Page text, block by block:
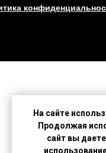
На сайте
Продолжая
сайт вы